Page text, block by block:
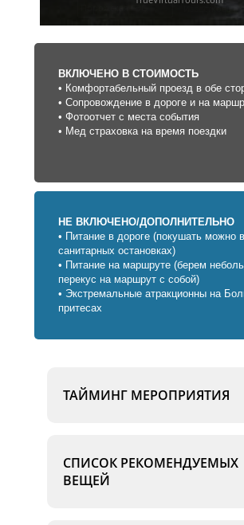
ВКЛЮЧЕНО В СТОИМОСТЬ
• Комфортабельный проезд в обе
• Сопровождение в дороге и на
• Фотоотчет с места события
• Мед страховка на время поездки
НЕ ВКЛЮЧЕНО/ДОПОЛНИТЕЛЬНО
• Питание в дороге (покушать можно
санитарных остановках)
• Питание на маршруте (берем
перекус на маршрут с собой)
• Экстремальные атракционны на
притесах
ТАЙМИНГ МЕРОПРИЯТИЯ
СПИСОК РЕКОМЕНДУЕМЫХ
ВЕЩЕЙ